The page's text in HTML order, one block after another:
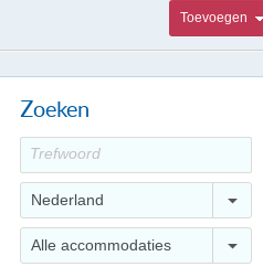
Toevoegen
Zoeken
Nederland
Alle accommodaties